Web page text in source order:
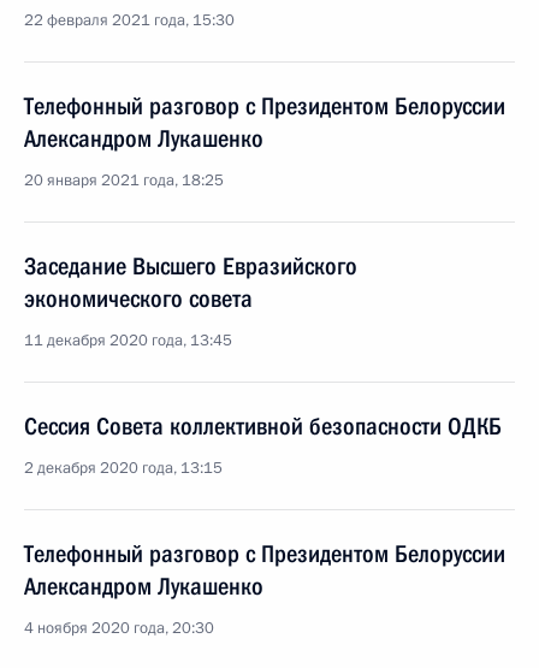
22 февраля 2021 года, 15:30
Телефонный разговор с Президентом Белоруссии
Александром Лукашенко
20 января 2021 года, 18:25
Заседание Высшего Евразийского
экономического совета
11 декабря 2020 года, 13:45
Сессия Совета коллективной безопасности ОДКБ
2 декабря 2020 года, 13:15
Телефонный разговор с Президентом Белоруссии
Александром Лукашенко
4 ноября 2020 года, 20:30